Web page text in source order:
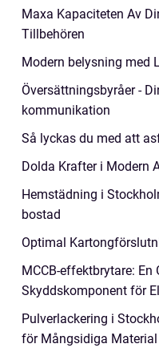
Maxa Kapaciteten Av
Tillbehören
Modern belysning med
Översättningsbyråer -
kommunikation
Så lyckas du med att
Dolda Krafter i Modern
Hemstädning i
bostad
Optimal
MCCB-effektbrytare: En
Skyddskomponent för
Pulverlackering i
för Mångsidiga Material